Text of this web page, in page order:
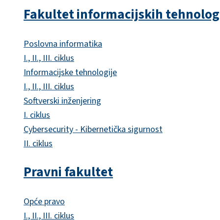
Fakultet informacijskih
Poslovna informatika
I., II., III. ciklus
Informacijske tehnologije
I., II., III. ciklus
Softverski inženjering
I. ciklus
Cybersecurity - Kibernetička sigurnost
II. ciklus
Pravni fakultet
Opće pravo
I., II., III. ciklus